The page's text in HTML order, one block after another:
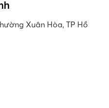
Xuân Hòa, TP Hồ